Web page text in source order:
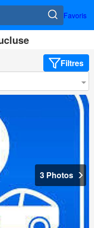
Favoris
Filtres
3 Photos